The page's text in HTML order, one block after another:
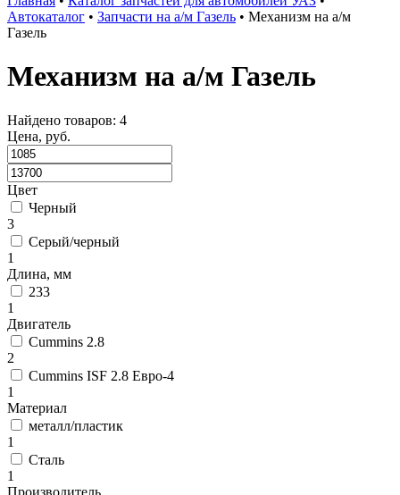
Автокаталог • Запчасти на а/м Газель • Механизм на а/м
Газель
Механизм на а/м Газель
Найдено товаров: 4
Цена, руб.
Цвет
Черный
3
Серый/черный
1
Длина, мм
233
1
Двигатель
Cummins 2.8
2
Cummins ISF 2.8 Евро-4
1
Материал
металл/пластик
1
Сталь
1
Производитель